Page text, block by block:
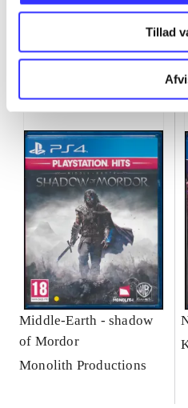
Tillad
Minder om
Middle-Earth - shadow
of Mordor
Monolith Productions